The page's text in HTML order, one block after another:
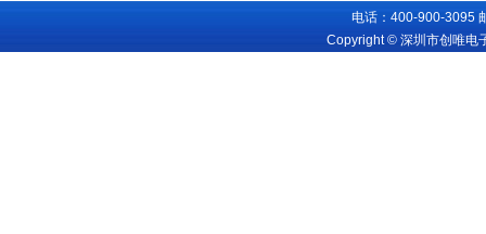
电话：400-900-3095
Copyright © 深圳市创唯电